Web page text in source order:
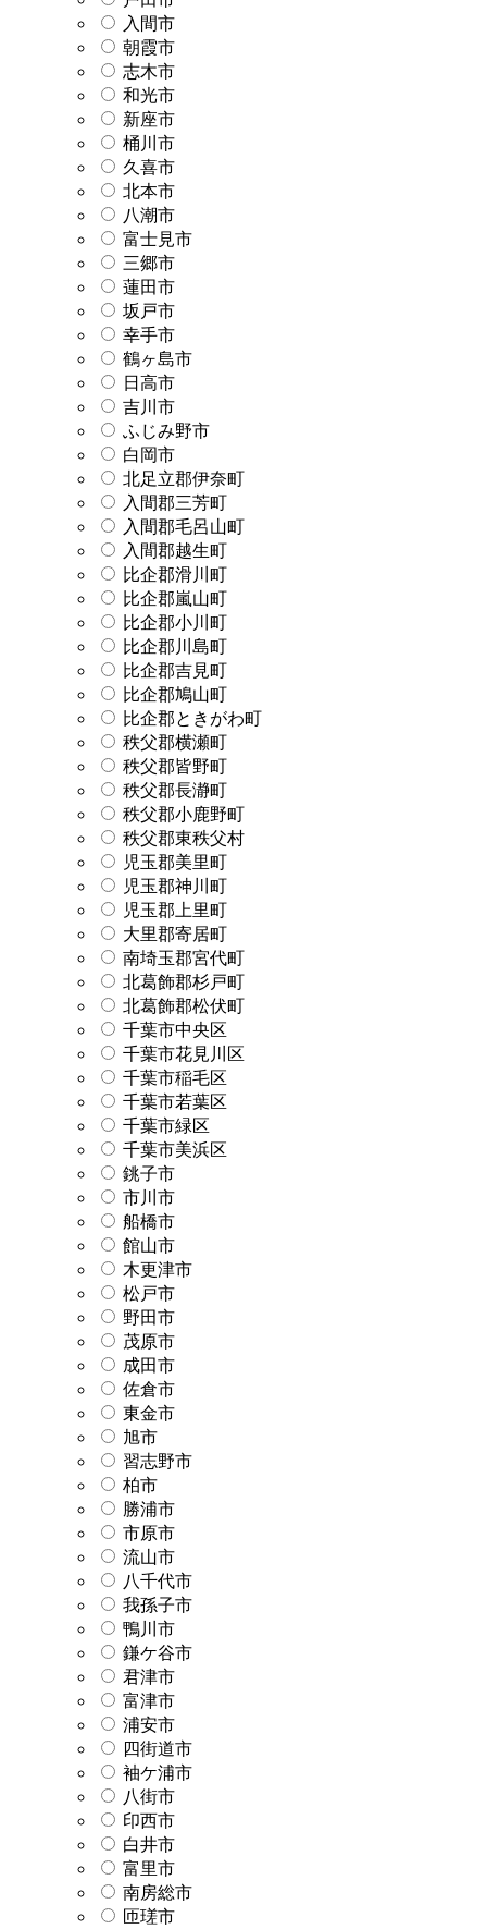
入間市
朝霞市
志木市
和光市
新座市
桶川市
久喜市
北本市
八潮市
富士見市
三郷市
蓮田市
坂戸市
幸手市
鶴ヶ島市
日高市
吉川市
ふじみ野市
白岡市
北足立郡伊奈町
入間郡三芳町
入間郡毛呂山町
入間郡越生町
比企郡滑川町
比企郡嵐山町
比企郡小川町
比企郡川島町
比企郡吉見町
比企郡鳩山町
比企郡ときがわ町
秩父郡横瀬町
秩父郡皆野町
秩父郡長瀞町
秩父郡小鹿野町
秩父郡東秩父村
児玉郡美里町
児玉郡神川町
児玉郡上里町
大里郡寄居町
南埼玉郡宮代町
北葛飾郡杉戸町
北葛飾郡松伏町
千葉市中央区
千葉市花見川区
千葉市稲毛区
千葉市若葉区
千葉市緑区
千葉市美浜区
銚子市
市川市
船橋市
館山市
木更津市
松戸市
野田市
茂原市
成田市
佐倉市
東金市
旭市
習志野市
柏市
勝浦市
市原市
流山市
八千代市
我孫子市
鴨川市
鎌ケ谷市
君津市
富津市
浦安市
四街道市
袖ケ浦市
八街市
印西市
白井市
富里市
南房総市
匝瑳市